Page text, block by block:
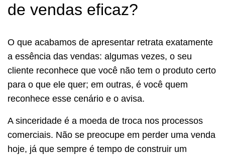
de vendas eficaz?
O que acabamos de apresentar retrata exatamente
a essência das vendas: algumas vezes, o seu
cliente reconhece que você não tem o produto certo
para o que ele quer; em outras, é você quem
reconhece esse cenário e o avisa.
A sinceridade é a moeda de troca nos processos
comerciais. Não se preocupe em perder uma venda
hoje, já que sempre é tempo de construir um